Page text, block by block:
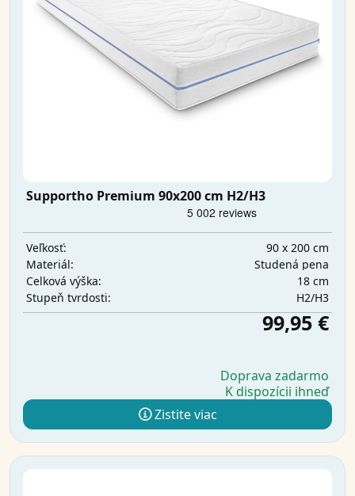
Supportho Premium 90x200 cm H2/H3
Veľkosť:
90 x 200 cm
Materiál:
Studená pena
Celková výška:
18 cm
Stupeň tvrdosti:
H2/H3
99,95 €
Doprava zadarmo
K dispozícii ihneď
Zistite viac